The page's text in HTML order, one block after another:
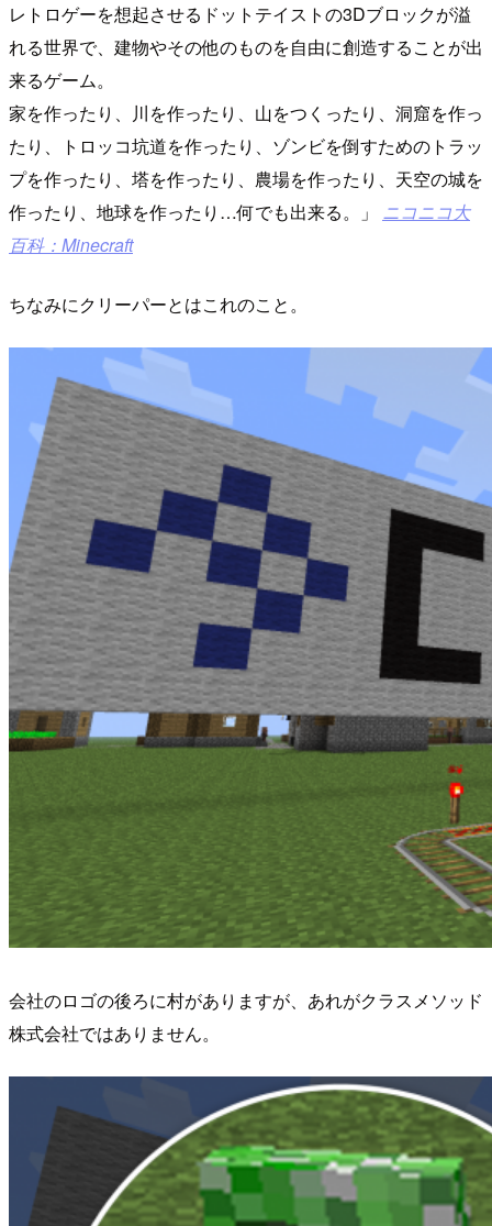
レトロゲーを想起させるドットテイストの3Dブロックが溢
れる世界で、建物やその他のものを自由に創造することが出
来るゲーム。
家を作ったり、川を作ったり、山をつくったり、洞窟を作っ
たり、トロッコ坑道を作ったり、ゾンビを倒すためのトラッ
プを作ったり、塔を作ったり、農場を作ったり、天空の城を
作ったり、地球を作ったり…何でも出来る。
ニコニコ大
百科：Minecraft
ちなみにクリーパーとはこれのこと。
会社のロゴの後ろに村がありますが、あれがクラスメソッド
株式会社ではありません。